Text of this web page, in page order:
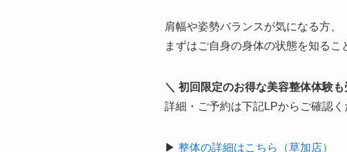
肩幅や姿勢バランスが気になる方、
まずはご自身の身体の状態を知るこ
＼ 初回限定のお得な美容整体体験も
詳細・ご予約は下記LPからご確認く
▶ 整体の詳細はこちら（草加店）